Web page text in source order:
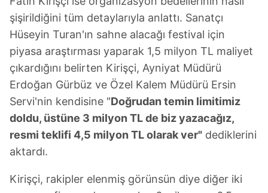
verileriniz işlenmekte olup gerekli olan çerezler bilgi
toplumu hizmetlerinin sunulması amacıyla
kullanılmaktadır. Diğer çerezler, sitemizin daha işlevsel
kılınması ve kişiselleştirilmesi ve sizlere yönelik
reklam/pazarlama faaliyetlerinin yapılması, amaçlarıyla
sınırlı olarak açık rızanız dahilinde kullanılacaktır.
Çerezlere ilişkin tercihlerinizi aşağıda yer alan panel
vasıtasıyla belirleyebilirsiniz. Çerezlere ilişkin detaylı bilgi
için Ayarlar butonuna tıklayabilir,
Metnimizi
6698 sayılı Kişisel Verilerin Korunması Kanunu uyarınca
şişirildiğini tüm detaylarıyla anlattı. Sanatçı
Hüseyin Turan'ın sahne alacağı festival için
piyasa araştırması yaparak 1,5 milyon TL maliyet
çıkardığını belirten Kirişçi, Ayniyat Müdürü
Erdoğan Gürbüz ve Özel Kalem Müdürü Ersin
Servi'nin kendisine "Doğrudan temin limitimiz
doldu, üstüne 3 milyon TL de biz yazacağız,
resmi teklifi 4,5 milyon TL olarak ver" dediklerini
aktardı.
Kirişçi, rakipler elenmiş görünsün diye diğer iki